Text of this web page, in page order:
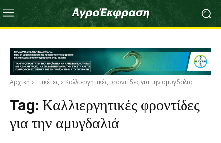
Αρχική Ετικέτες Καλλιεργητικές φροντίδες για την αμυγδαλιά
Tag: Καλλιεργητικές φροντίδες
για την αμυγδαλιά